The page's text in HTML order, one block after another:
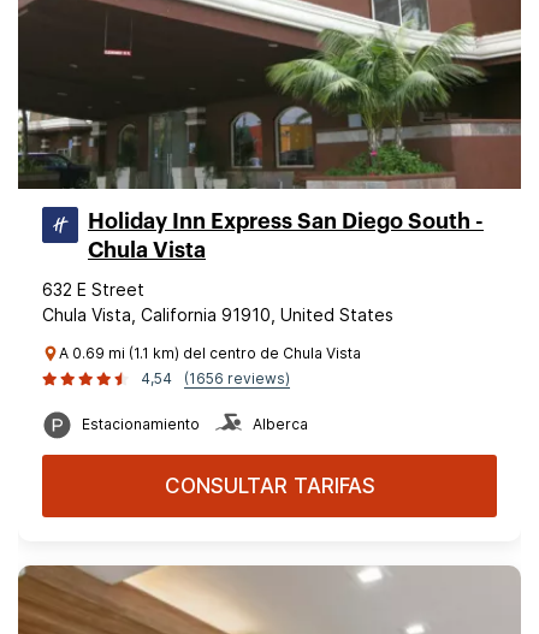
Holiday Inn Express San Diego South -
Chula Vista
632 E Street
Chula Vista, California 91910, United States
A 0.69 mi (1.1 km) del centro de Chula Vista
4,54
(1656 reviews)
Estacionamiento Alberca
CONSULTAR TARIFAS